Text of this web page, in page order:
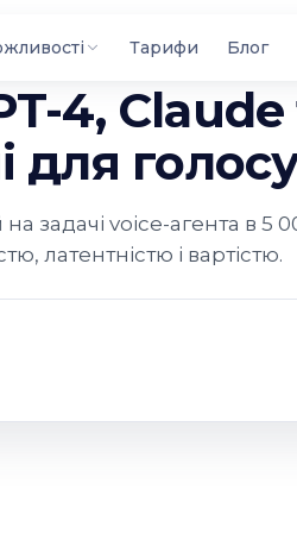
Тарифи Блог
4,
для
задачі voice-агента в 5
латентністю і вартістю.